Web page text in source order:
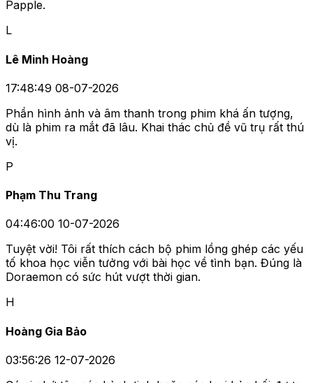
Papple.
L
Lê Minh Hoàng
17:48:49 08-07-2026
Phần hình ảnh và âm thanh trong phim khá ấn tượng,
dù là phim ra mắt đã lâu. Khai thác chủ đề vũ trụ rất thú
vị.
P
Phạm Thu Trang
04:46:00 10-07-2026
Tuyệt vời! Tôi rất thích cách bộ phim lồng ghép các yếu
tố khoa học viễn tưởng với bài học về tình bạn. Đúng là
Doraemon có sức hút vượt thời gian.
H
Hoàng Gia Bảo
03:56:26 12-07-2026